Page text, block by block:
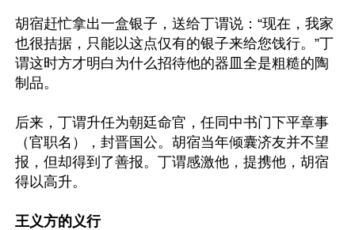
胡宿赶忙拿出一盒银子，送给丁谓说：“现在，我家
也很拮据，只能以这点仅有的银子来给您饯行。”丁
谓这时方才明白为什么招待他的器皿全是粗糙的陶
制品。
后来，丁谓升任为朝廷命官，任同中书门下平章事
（官职名），封晋国公。胡宿当年倾囊济友并不望
报，但却得到了善报。丁谓感激他，提携他，胡宿
得以高升。
王义方的义行